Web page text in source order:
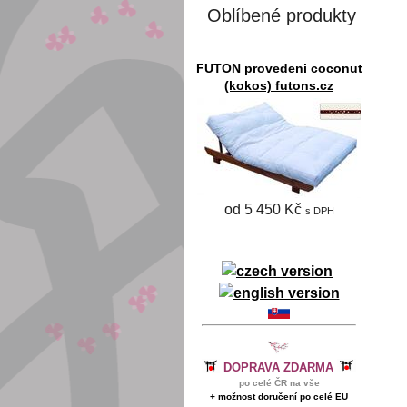
Oblíbené produkty
FUTON provedeni coconut
(kokos) futons.cz
od 5 450 Kč s DPH
DOPRAVA ZDARMA
po celé ČR na vše
+ možnost doručení po celé EU